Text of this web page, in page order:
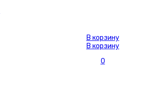
В корзину
В корзину
0